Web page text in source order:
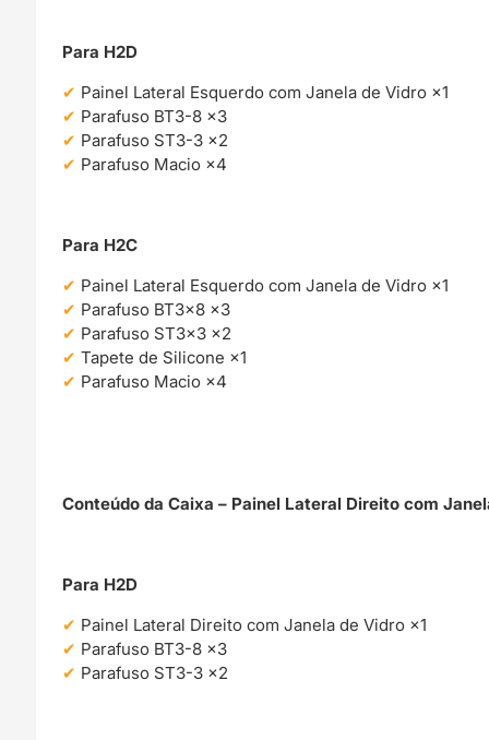
Para H2D
Painel Lateral Esquerdo com Janela de Vidro ×1
Parafuso BT3-8 ×3
Parafuso ST3-3 ×2
Parafuso Macio ×4
Para H2C
Painel Lateral Esquerdo com Janela de Vidro ×1
Parafuso BT3×8 ×3
Parafuso ST3×3 ×2
Tapete de Silicone ×1
Parafuso Macio ×4
Conteúdo da Caixa – Painel Lateral Direito com
Para H2D
Painel Lateral Direito com Janela de Vidro ×1
Parafuso BT3-8 ×3
Parafuso ST3-3 ×2